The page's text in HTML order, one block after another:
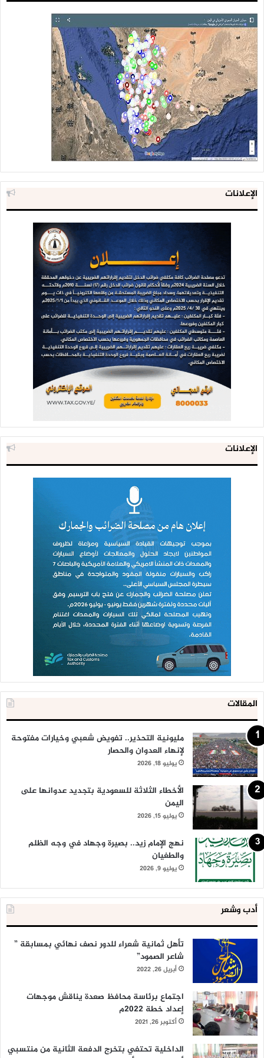
الإعلانات
الإعلانات
المقالات
مليونية التحذير.. تفويض شعبي وخيارات مفتوحة
لإنهاء العدوان والحصار
يوليو 18, 2026
الأخطاء الثلاثة للسعودية بتجديد عدوانها على
اليمن
يوليو 15, 2026
نهج الإمام زيد.. بصيرة وجهاد في وجه الظلم
والطغيان
يوليو 9, 2026
أدب وشعر
تأهل ثمانية شعراء للدور نصف نهائي بمسابقة ”
شاعر الصمود”
أبريل 26, 2022
اجتماع برئاسة محافظ صعدة يناقش موجهات
إعداد خطة 2022م
أكتوبر 26, 2021
الداخلية تحتفي بتخرج الدفعة الثانية من منتسبي